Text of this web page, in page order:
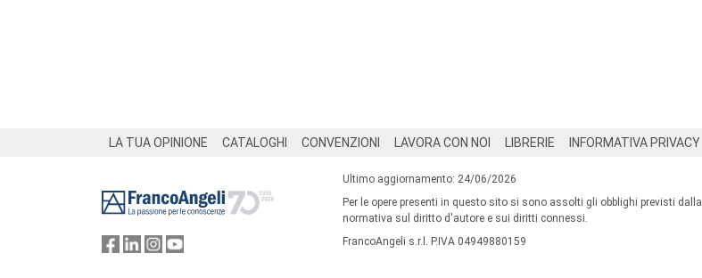
LA TUA OPINIONE CATALOGHI CONVENZIONI LAVORA CON NOI LIBRERIE INFORMATIVA PRIVACY
Ultimo aggiornamento: 24/06/2026
Per le opere presenti in questo sito si sono assolti gli obblighi previsti dalla
normativa sul diritto d'autore e sui diritti connessi.
FrancoAngeli s.r.l. P.IVA 04949880159